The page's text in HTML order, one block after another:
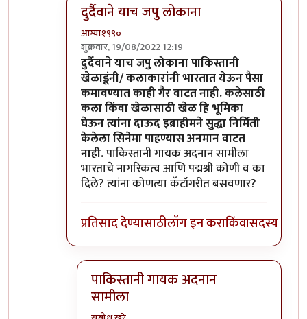
दुर्दैवाने याच जपु लोकाना
आग्या१९९०
शुक्रवार, 19/08/2022 12:19
In reply toअहो राहुल गांधी आणि आमिर खान
दुर्दैवाने याच जपु लोकाना पाकिस्तानी
खेळाडूंनी/ कलाकारांनी भारतात येऊन पैसा
कमावण्यात काही गैर वाटत नाही. कलेसाठी
कला किंवा खेळासाठी खेळ हि भूमिका
घेऊन त्यांना दाऊद इब्राहीमने सुद्धा निर्मिती
केलेला सिनेमा पाहण्यास अनमान वाटत
नाही.पाकिस्तानी गायक अदनान सामीला
भारताचे नागरिकत्व आणि पद्मश्री कोणी व का
दिले? त्यांना कोणत्या कॅटॉगरीत बसवणार?
प्रतिसाद देण्यासाठीलॉग इन कराकिंवासदस्य व्हा
पाकिस्तानी गायक अदनान
सामीला